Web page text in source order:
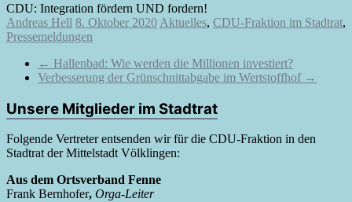
CDU: Integration fördern UND fordern!
Andreas Hell 8. Oktober 2020 Aktuelles, CDU-Fraktion im Stadtrat,
Pressemeldungen
← Hallenbad: Wie werden die Millionen investiert?
Verbesserung der Grünschnittabgabe im Wertstoffhof →
Unsere Mitglieder im Stadtrat
Folgende Vertreter entsenden wir für die CDU-Fraktion in den
Stadtrat der Mittelstadt Völklingen:
Aus dem Ortsverband Fenne
Frank Bernhofer, Orga-Leiter